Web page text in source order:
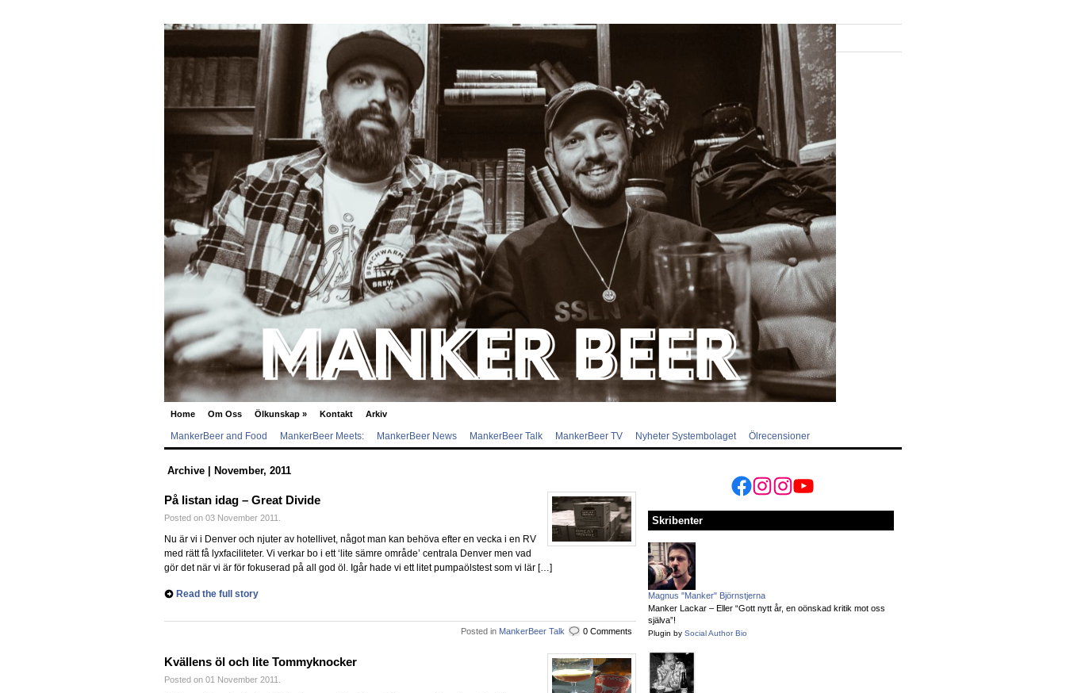
Home Om Oss Ölkunskap » Kontakt Arkiv
MankerBeer and Food MankerBeer Meets: MankerBeer News MankerBeer Talk MankerBeer TV Nyheter Systembolaget Ölrecensioner
Archive | November, 2011
På listan idag – Great Divide
Posted on 03 November 2011.
Nu är vi i Denver och njuter av hotellivet, något man kan behöva efter en vecka i en RV
med rätt få lyxfaciliteter. Vi verkar bo i ett ‘lite sämre område’ centrala Denver men vad
gör det när vi är för fokuserad på all god öl. Igår hade vi ett litet pumpaölstest som vi lär […]
Read the full story
Posted in MankerBeer Talk 0 Comments
Kvällens öl och lite Tommyknocker
Posted on 01 November 2011.
Facebook
Instagram
Instagram
YouTube
Skribenter
Magnus "Manker" Björnstjerna
Manker Lackar – Eller “Gott nytt år, en oönskad kritik mot oss
själva”!
Plugin by Social Author Bio